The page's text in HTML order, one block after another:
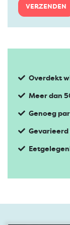
VERZENDEN
Overdekt
Meer dan
Genoeg